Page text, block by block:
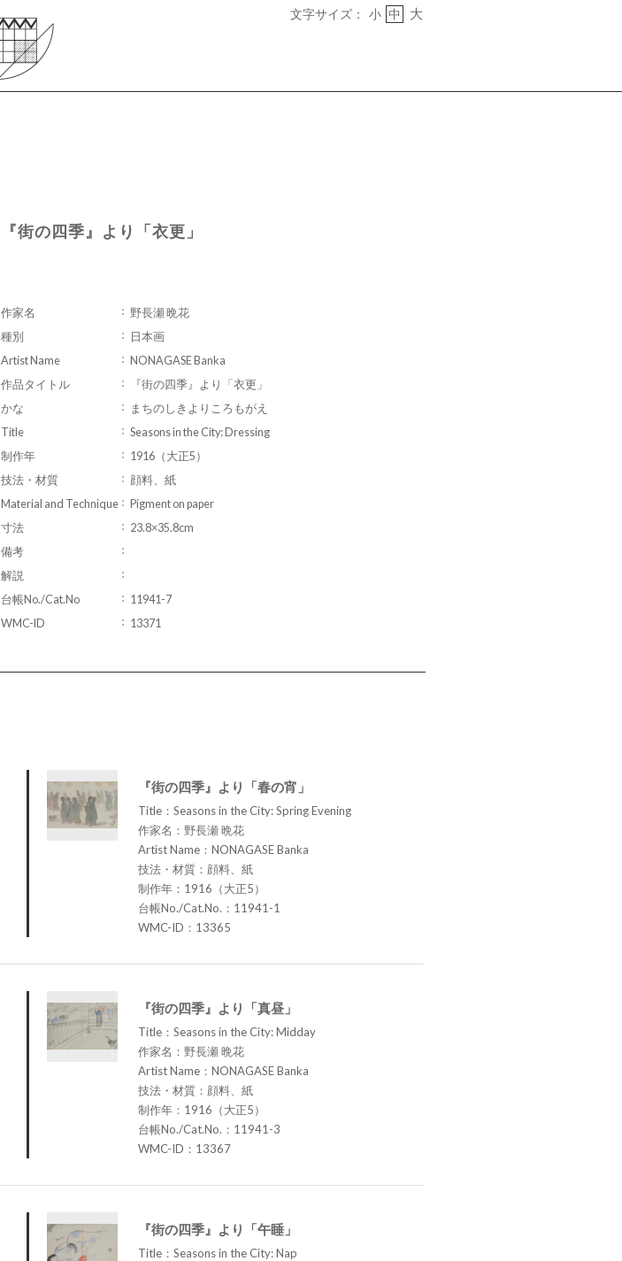
文字サイズ： 小 中 大
『街の四季』より「衣更」
作家名
野長瀬 晩花
種別
日本画
Artist Name
NONAGASE Banka
作品タイトル
『街の四季』より「衣更」
かな
まちのしきよりころもがえ
Title
Seasons in the City: Dressing
制作年
1916（大正5）
技法・材質
顔料、紙
Material and Technique
Pigment on paper
寸法
23.8×35.8cm
備考
解説
台帳No./Cat.No
11941-7
WMC-ID
13371
『街の四季』より「春の宵」
Title：Seasons in the City: Spring Evening
作家名：野長瀬 晩花
Artist Name：NONAGASE Banka
技法・材質：顔料、紙
制作年：1916（大正5）
台帳No./Cat.No.：11941-1
WMC-ID：13365
『街の四季』より「真昼」
Title：Seasons in the City: Midday
作家名：野長瀬 晩花
Artist Name：NONAGASE Banka
技法・材質：顔料、紙
制作年：1916（大正5）
台帳No./Cat.No.：11941-3
WMC-ID：13367
『街の四季』より「午睡」
Title：Seasons in the City: Nap